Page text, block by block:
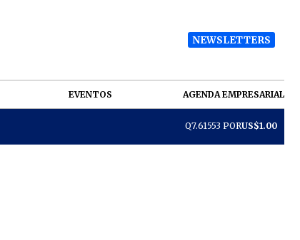
NEWSLETTERS
EVENTOS AGENDA EMPRESARIAL
Q7.61553 PORUS$1.00